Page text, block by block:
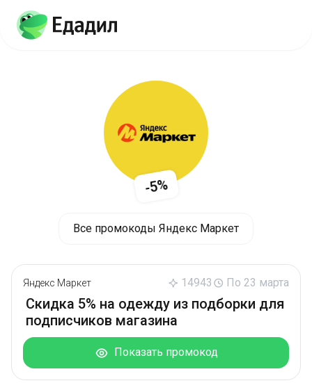
-5%
Все промокоды Яндекс Маркет
Яндекс Маркет 14943 По 23 марта
Скидка 5% на одежду из подборки для
подписчиков магазина
Показать промокод